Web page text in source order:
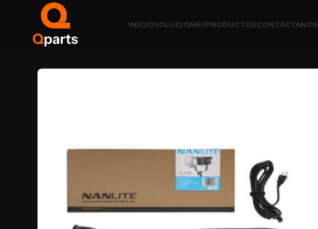
INICIOSOLUCIONESPRODUCTOSCONTÁCTANOS